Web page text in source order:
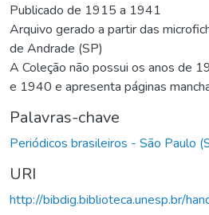
Publicado de 1915 a 1941
Arquivo gerado a partir das
de Andrade (SP)
A Coleção não possui os anos de
e 1940 e apresenta páginas
Palavras-chave
Periódicos brasileiros - São Paulo
URI
http://bibdig.biblioteca.unesp.br/